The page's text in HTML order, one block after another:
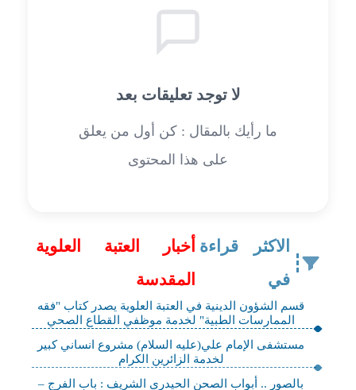
لا توجد تعليقات بعد
ما رأيك بالمقال : كن أول من يعلق
على هذا المحتوى
الاكثر قراءة
في
أخبار العتبة العلوية
المقدسة
قسم الشؤون الدينية في العتبة العلوية يصدر كتاب "فقه
الممارسات الطبية" لخدمة موظفي القطاع الصحي
مستشفى الإمام علي(عليه السلام) مشروع انساني كبير
لخدمة الزائرين الكرام
بالصور .. أبواب الصحن الحيدري الشريف : باب الفرج –